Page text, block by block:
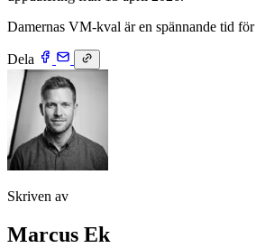
Damernas VM-kval är en spännande tid
Dela
Skriven av
Marcus Ek